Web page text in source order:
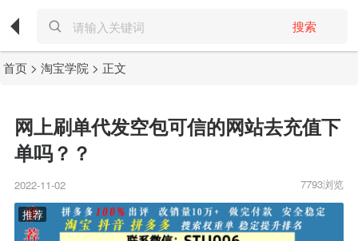
搜索
首页 >淘宝学院 > 正文
网上刷单代发空包可信的网站去充值下
单吗？？
2022-11-02 7793浏览